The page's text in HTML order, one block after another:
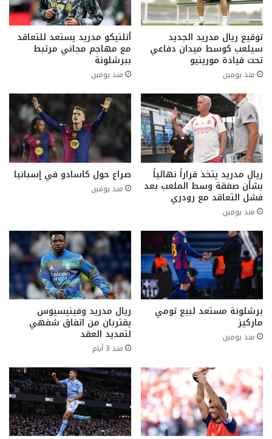
توقيع ريال مدريد الجديد
سيلعب كوسط ميدان دفاعي
تحت قيادة مورينيو
منذ يومين
أتلتيكو مدريد يستعد للتعاقد
مع مهاجم مجاني مرتبط
ببرشلونة
منذ يومين
ريال مدريد يتخذ قراراً نهائياً
بشأن صفقة وسط الملعب بعد
فشل التعاقد مع رودري
منذ يومين
صراع حول كاسادو في إسبانيا
منذ يومين
برشلونة مستعد لبيع تومي
ماركيز
منذ يومين
ريال مدريد وفينيسيوس
يقتربان من اتفاق شفهي
لتمديد العقد
منذ 3 أيام